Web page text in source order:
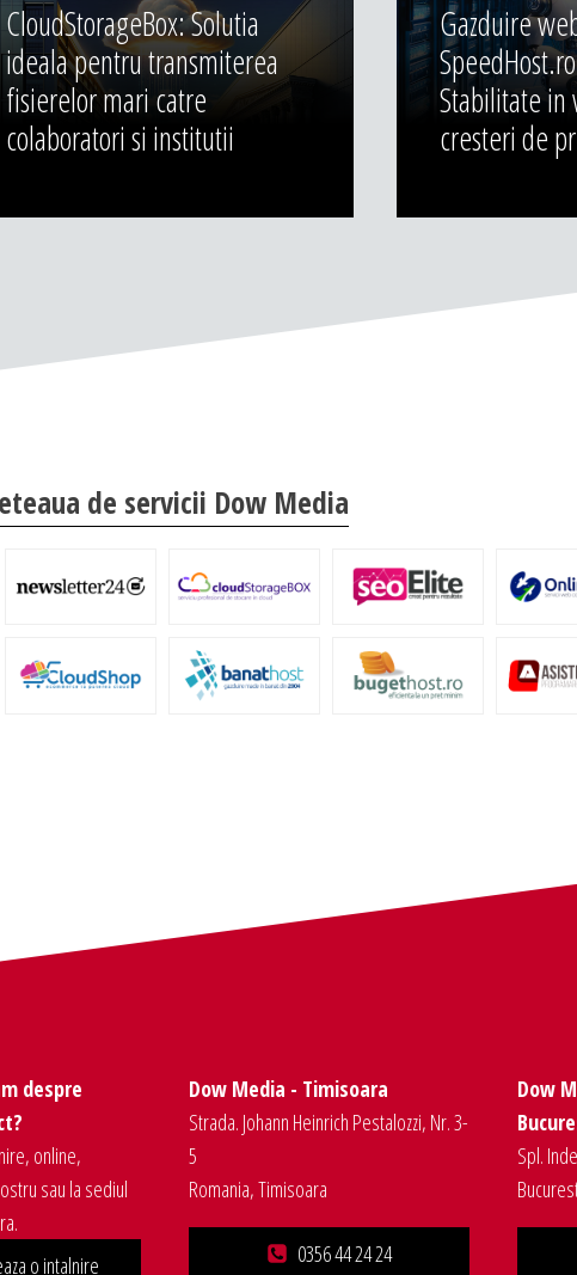
CloudStorageBox: Solutia
ideala pentru transmiterea
fisierelor mari catre
colaboratori si institutii
Gazduire
Stabilitate
cresteri de
de servicii Dow Media
despre
online,
sau la sediul
o intalnire
Dow Media - Timisoara
Strada. Johann Heinrich Pestalozzi, Nr. 3-
5
Romania, Timisoara
0356 44 24 24
Dow
Spl.